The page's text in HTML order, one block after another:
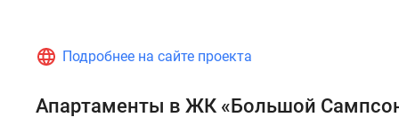
Подробнее на сайте проекта
Апартаменты в ЖК «Большой